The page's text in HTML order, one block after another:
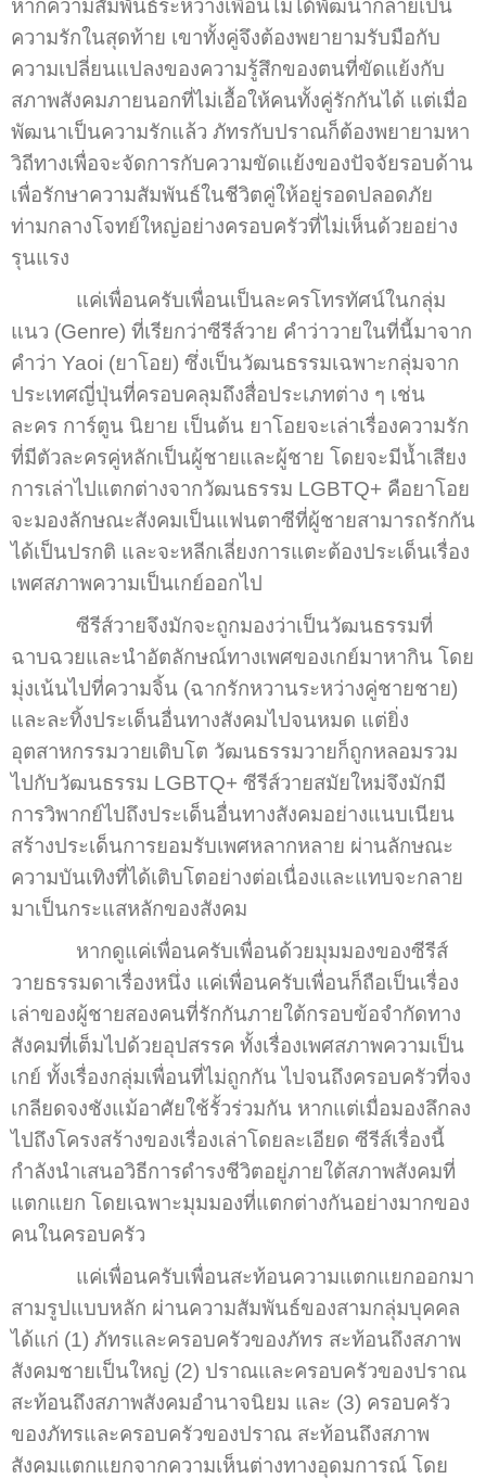
หากความสัมพันธ์ระหว่างเพื่อนไม่ได้พัฒนากลายเป็น
ความรักในสุดท้าย เขาทั้งคู่จึงต้องพยายามรับมือกับ
ความเปลี่ยนแปลงของความรู้สึกของตนที่ขัดแย้งกับ
สภาพสังคมภายนอกที่ไม่เอื้อให้คนทั้งคู่รักกันได้ แต่เมื่อ
พัฒนาเป็นความรักแล้ว ภัทรกับปราณก็ต้องพยายามหา
วิถีทางเพื่อจะจัดการกับความขัดแย้งของปัจจัยรอบด้าน
เพื่อรักษาความสัมพันธ์ในชีวิตคู่ให้อยู่รอดปลอดภัย
ท่ามกลางโจทย์ใหญ่อย่างครอบครัวที่ไม่เห็นด้วยอย่าง
รุนแรง
แค่เพื่อนครับเพื่อนเป็นละครโทรทัศน์ในกลุ่ม
แนว (Genre) ที่เรียกว่าซีรีส์วาย คำว่าวายในที่นี้มาจาก
คำว่า Yaoi (ยาโอย) ซึ่งเป็นวัฒนธรรมเฉพาะกลุ่มจาก
ประเทศญี่ปุ่นที่ครอบคลุมถึงสื่อประเภทต่าง ๆ เช่น
ละคร การ์ตูน นิยาย เป็นต้น ยาโอยจะเล่าเรื่องความรัก
ที่มีตัวละครคู่หลักเป็นผู้ชายและผู้ชาย โดยจะมีน้ำเสียง
การเล่าไปแตกต่างจากวัฒนธรรม LGBTQ+ คือยาโอย
จะมองลักษณะสังคมเป็นแฟนตาซีที่ผู้ชายสามารถรักกัน
ได้เป็นปรกติ และจะหลีกเลี่ยงการแตะต้องประเด็นเรื่อง
เพศสภาพความเป็นเกย์ออกไป
ซีรีส์วายจึงมักจะถูกมองว่าเป็นวัฒนธรรมที่
ฉาบฉวยและนำอัตลักษณ์ทางเพศของเกย์มาหากิน โดย
มุ่งเน้นไปที่ความจิ้น (ฉากรักหวานระหว่างคู่ชายชาย)
และละทิ้งประเด็นอื่นทางสังคมไปจนหมด แต่ยิ่ง
อุตสาหกรรมวายเติบโต วัฒนธรรมวายก็ถูกหลอมรวม
ไปกับวัฒนธรรม LGBTQ+ ซีรีส์วายสมัยใหม่จึงมักมี
การวิพากย์ไปถึงประเด็นอื่นทางสังคมอย่างแนบเนียน
สร้างประเด็นการยอมรับเพศหลากหลาย ผ่านลักษณะ
ความบันเทิงที่ได้เติบโตอย่างต่อเนื่องและแทบจะกลาย
มาเป็นกระแสหลักของสังคม
หากดูแค่เพื่อนครับเพื่อนด้วยมุมมองของซีรีส์
วายธรรมดาเรื่องหนึ่ง แค่เพื่อนครับเพื่อนก็ถือเป็นเรื่อง
เล่าของผู้ชายสองคนที่รักกันภายใต้กรอบข้อจำกัดทาง
สังคมที่เต็มไปด้วยอุปสรรค ทั้งเรื่องเพศสภาพความเป็น
เกย์ ทั้งเรื่องกลุ่มเพื่อนที่ไม่ถูกกัน ไปจนถึงครอบครัวที่จง
เกลียดจงชังแม้อาศัยใช้รั้วร่วมกัน หากแต่เมื่อมองลึกลง
ไปถึงโครงสร้างของเรื่องเล่าโดยละเอียด ซีรีส์เรื่องนี้
กำลังนำเสนอวิธีการดำรงชีวิตอยู่ภายใต้สภาพสังคมที่
แตกแยก โดยเฉพาะมุมมองที่แตกต่างกันอย่างมากของ
คนในครอบครัว
แค่เพื่อนครับเพื่อนสะท้อนความแตกแยกออกมา
สามรูปแบบหลัก ผ่านความสัมพันธ์ของสามกลุ่มบุคคล
ได้แก่ (1) ภัทรและครอบครัวของภัทร สะท้อนถึงสภาพ
สังคมชายเป็นใหญ่ (2) ปราณและครอบครัวของปราณ
สะท้อนถึงสภาพสังคมอำนาจนิยม และ (3) ครอบครัว
ของภัทรและครอบครัวของปราณ สะท้อนถึงสภาพ
สังคมแตกแยกจากความเห็นต่างทางอุดมการณ์ โดย